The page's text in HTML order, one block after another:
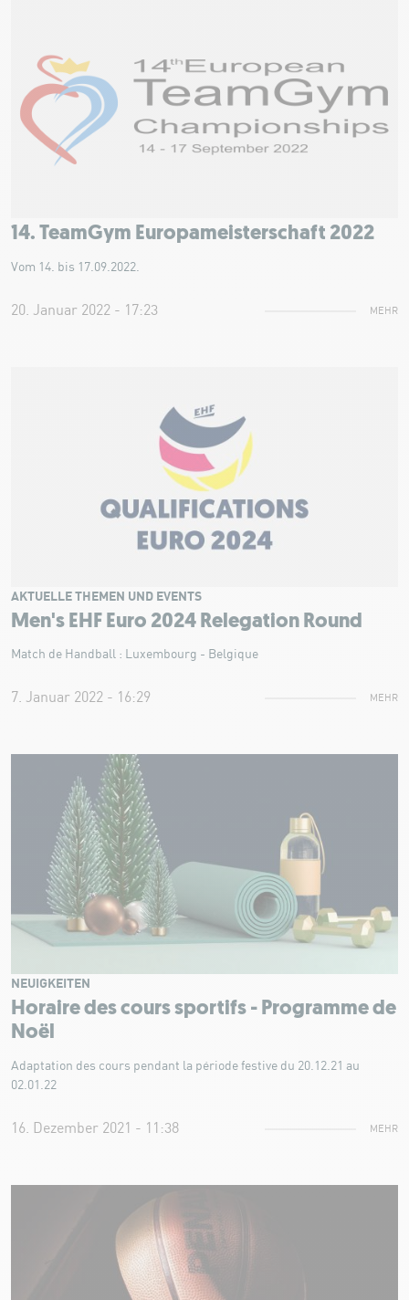
14. TeamGym Europameisterschaft 2022
Vom 14. bis 17.09.2022.
20. Januar 2022 - 17:23 MEHR
Men's EHF Euro 2024 Relegation Round
AKTUELLE THEMEN UND EVENTS
Match de Handball : Luxembourg - Belgique
7. Januar 2022 - 16:29 MEHR
Horaire des cours sportifs - Programme de
Noël
NEUIGKEITEN
Adaptation des cours pendant la période festive du 20.12.21 au
02.01.22
16. Dezember 2021 - 11:38 MEHR